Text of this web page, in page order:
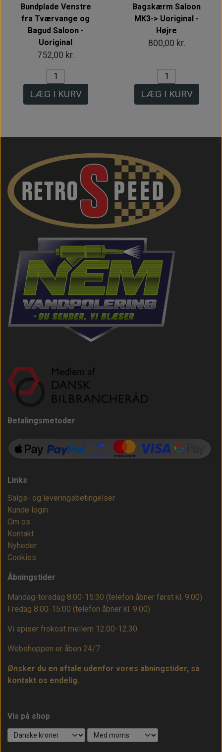
Bundplade Venstre
fra Tværvange og
Bagud Saloon -
Uoriginal
752,00 kr.
LÆG I KURV
Bagskærm Saloon
MK3-> Uoriginal -
Højre
800,00 kr.
LÆG I KURV
Betalingsmetoder
Links
Salgs- og leveringsbetingelser
Kunde login
Om os
Kontakt
Nyheder
Cookies
Åbningstider
Mandag-torsdag 8:00-15:30 (telefon åbner først kl. 9.00)
Fredag 8:00-15:00 (telefon åbner kl. 9.00)
Vi spiser frokost mellem 12.00-12.30.
Webshoppen er åben 24/7.
Ønsker du en aftale udenfor vores åbningstider, så
kontakt os endelig.
Vis på shop